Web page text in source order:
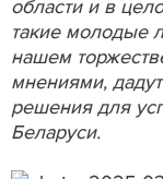
области и в
такие молодые
нашем
мнениями,
решения для
Беларуси.